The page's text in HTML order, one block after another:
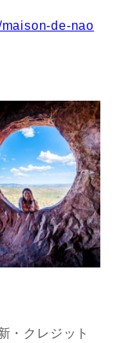
de-nao
・クレジット